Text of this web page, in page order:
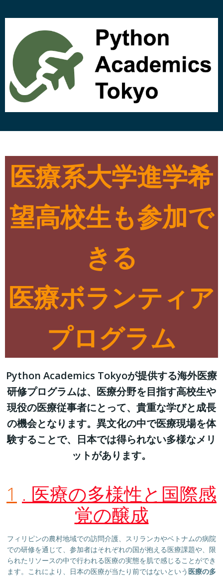
ン
ン
ツ
へ
キ
ッ
プ
医療系大学進学希
望高校生も参加で
きる
医療ボランティア
プログラム
Python Academics Tokyoが提供する海外医療
研修プログラムは、医療分野を目指す高校生や
現役の医療従事者にとって、貴重な学びと成長
の機会となります。異文化の中で医療現場を体
験することで、日本では得られない多様なメリ
ットがあります。
1 . 医療の多様性と国際感
覚の醸成
フィリピンの農村地域での訪問介護、スリランカやベトナムの病院
での研修を通じて、参加者はそれぞれの国が抱える医療課題や、限
られたリソースの中で行われる医療の実態を肌で感じることができ
ます。これにより、日本の医療が当たり前ではないという 医療の多